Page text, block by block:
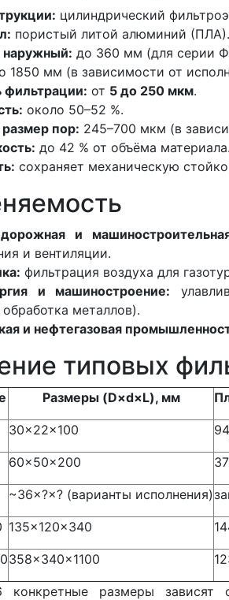
цилиндрический
пористый литой алюминий (ПЛА).
до 360 мм (для серии
1850 мм (в зависимости от
фильтрации: от 5 до 250 мкм.
около 50–52 %.
пор: 245–700 мкм (в
до 42 % от объёма материала.
сохраняет механическую
и
и вентиляции.
фильтрация воздуха для
и машиностроение:
обработка металлов).
и нефтегазовая
типовых
Размеры (D×d×L), мм
30×22×100
60×50×200
~36×?×? (варианты исполнения)
135×120×340
358×340×1100
конкретные размеры